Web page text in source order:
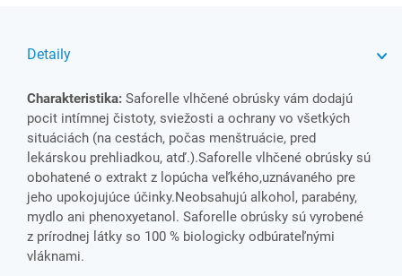
Detaily
Charakteristika: Saforelle vlhčené obrúsky vám dodajú
pocit intímnej čistoty, sviežosti a ochrany vo všetkých
situáciách (na cestách, počas menštruácie, pred
lekárskou prehliadkou, atď.).Saforelle vlhčené obrúsky sú
obohatené o extrakt z lopúcha veľkého,uznávaného pre
jeho upokojujúce účinky.Neobsahujú alkohol, parabény,
mydlo ani phenoxyetanol. Saforelle obrúsky sú vyrobené
z prírodnej látky so 100 % biologicky odbúrateľnými
vláknami.